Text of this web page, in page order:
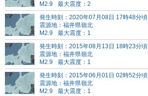
M2.9
最大震度：2
発生時刻：2020年07月08日 17時48分頃
震源地：福井県嶺北
M2.9
最大震度：1
発生時刻：2015年08月13日 18時23分頃
震源地：福井県嶺北
M2.9
最大震度：1
発生時刻：2015年06月01日 02時52分頃
震源地：福井県嶺北
M2.9
最大震度：1